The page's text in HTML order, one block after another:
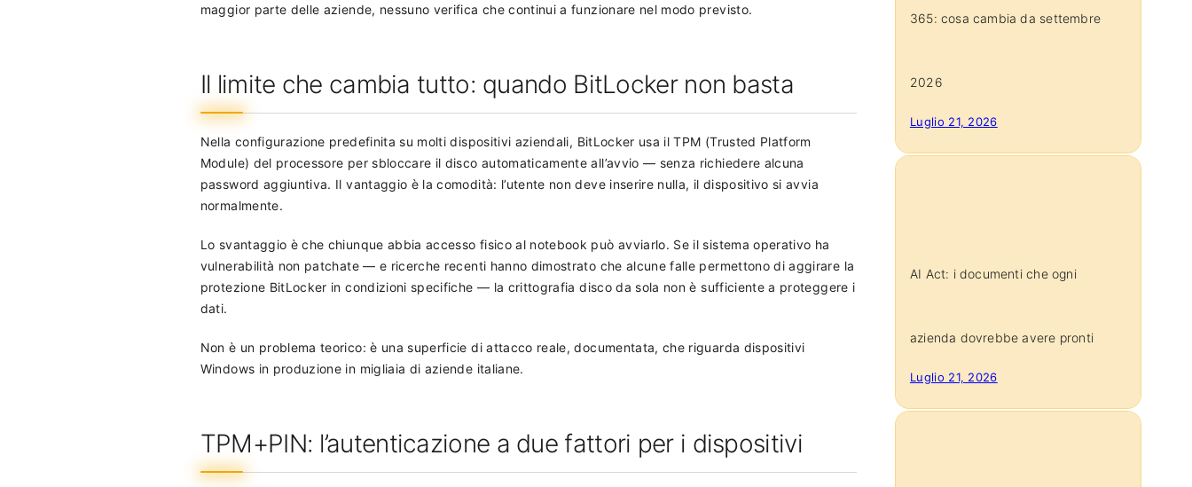
maggior parte delle aziende, nessuno verifica che continui a funzionare nel modo previsto.
Il limite che cambia tutto: quando BitLocker non basta
Nella configurazione predefinita su molti dispositivi aziendali, BitLocker usa il TPM (Trusted Platform
Module) del processore per sbloccare il disco automaticamente all’avvio — senza richiedere alcuna
password aggiuntiva. Il vantaggio è la comodità: l’utente non deve inserire nulla, il dispositivo si avvia
normalmente.
Lo svantaggio è che chiunque abbia accesso fisico al notebook può avviarlo. Se il sistema operativo ha
vulnerabilità non patchate — e ricerche recenti hanno dimostrato che alcune falle permettono di aggirare la
protezione BitLocker in condizioni specifiche — la crittografia disco da sola non è sufficiente a proteggere i
dati.
Non è un problema teorico: è una superficie di attacco reale, documentata, che riguarda dispositivi
Windows in produzione in migliaia di aziende italiane.
TPM+PIN: l’autenticazione a due fattori per i dispositivi
365: cosa cambia da settembre
2026
Luglio 21, 2026
AI Act: i documenti che ogni
azienda dovrebbe avere pronti
Luglio 21, 2026